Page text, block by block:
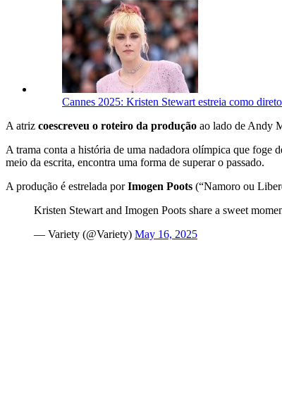
Cannes 2025: Kristen Stewart estreia como
A atriz coescreveu o roteiro da produção ao lado de Andy
A trama conta a história de uma nadadora olímpica que foge
meio da escrita, encontra uma forma de superar o passado.
A produção é estrelada porImogen Poots (“Namoro ou
Kristen Stewart and Imogen Poots share a sweet
— Variety (@Variety) May 16, 2025